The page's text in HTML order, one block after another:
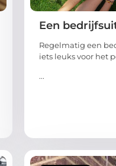
Een
Regelmatig een
iets leuks voor het
...